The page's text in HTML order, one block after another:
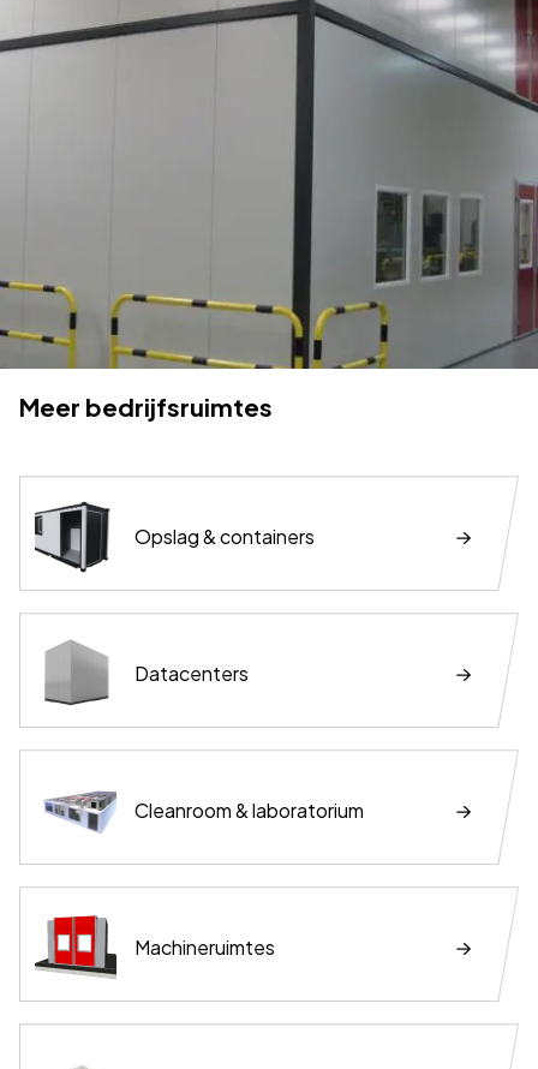
Meer bedrijfsruimtes
Opslag & containers
Datacenters
Cleanroom & laboratorium
Machineruimtes